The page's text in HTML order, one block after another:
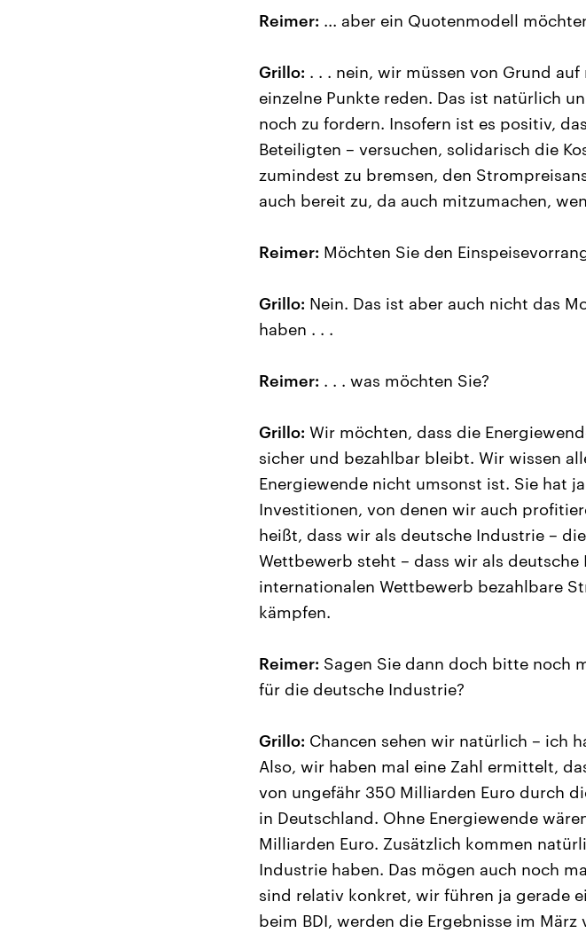
Reimer: ... aber ein Quotenmodell
Grillo: . . . nein, wir müssen von Grund
einzelne Punkte reden. Das ist natürlich
noch zu fordern. Insofern ist es positiv,
Beteiligten – versuchen, solidarisch die
zumindest zu bremsen, den
auch bereit zu, da auch mitzumachen,
Reimer: Möchten Sie den
Grillo: Nein. Das ist aber auch nicht das
haben . . .
Reimer: . . . was möchten Sie?
Grillo: Wir möchten, dass die
sicher und bezahlbar bleibt. Wir wissen
Energiewende nicht umsonst ist. Sie hat
Investitionen, von denen wir auch
heißt, dass wir als deutsche Industrie –
Wettbewerb steht – dass wir als
internationalen Wettbewerb bezahlbare
kämpfen.
Reimer: Sagen Sie dann doch bitte noch
für die deutsche Industrie?
Grillo: Chancen sehen wir natürlich – ich
Also, wir haben mal eine Zahl ermittelt,
von ungefähr 350 Milliarden Euro durch
in Deutschland. Ohne Energiewende
Milliarden Euro. Zusätzlich kommen
Industrie haben. Das mögen auch noch
sind relativ konkret, wir führen ja gerade
beim BDI, werden die Ergebnisse im